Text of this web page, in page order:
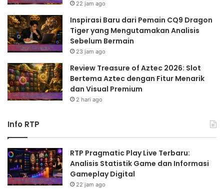
22 jam ago
Inspirasi Baru dari Pemain CQ9 Dragon
Tiger yang Mengutamakan Analisis
Sebelum Bermain
23 jam ago
Review Treasure of Aztec 2026: Slot
Bertema Aztec dengan Fitur Menarik
dan Visual Premium
2 hari ago
Info RTP
RTP Pragmatic Play Live Terbaru:
Analisis Statistik Game dan Informasi
Gameplay Digital
22 jam ago